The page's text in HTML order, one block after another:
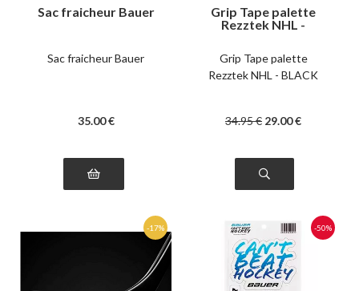
Sac fraicheur Bauer
Sac fraicheur Bauer
35.00 €
Grip Tape palette
Rezztek NHL -
Grip Tape palette
Rezztek NHL - BLACK
34.95€ 29.00€